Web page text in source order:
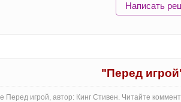
Написать
"Перед
Перед игрой, автор: Кинг Стивен. Читайте